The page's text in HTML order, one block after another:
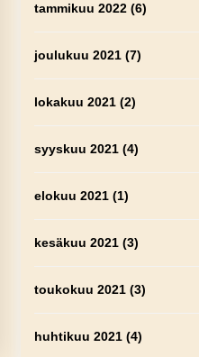
tammikuu 2022(6)
joulukuu 2021(7)
lokakuu 2021(2)
syyskuu 2021(4)
elokuu 2021(1)
kesäkuu 2021(3)
toukokuu 2021(3)
huhtikuu 2021(4)